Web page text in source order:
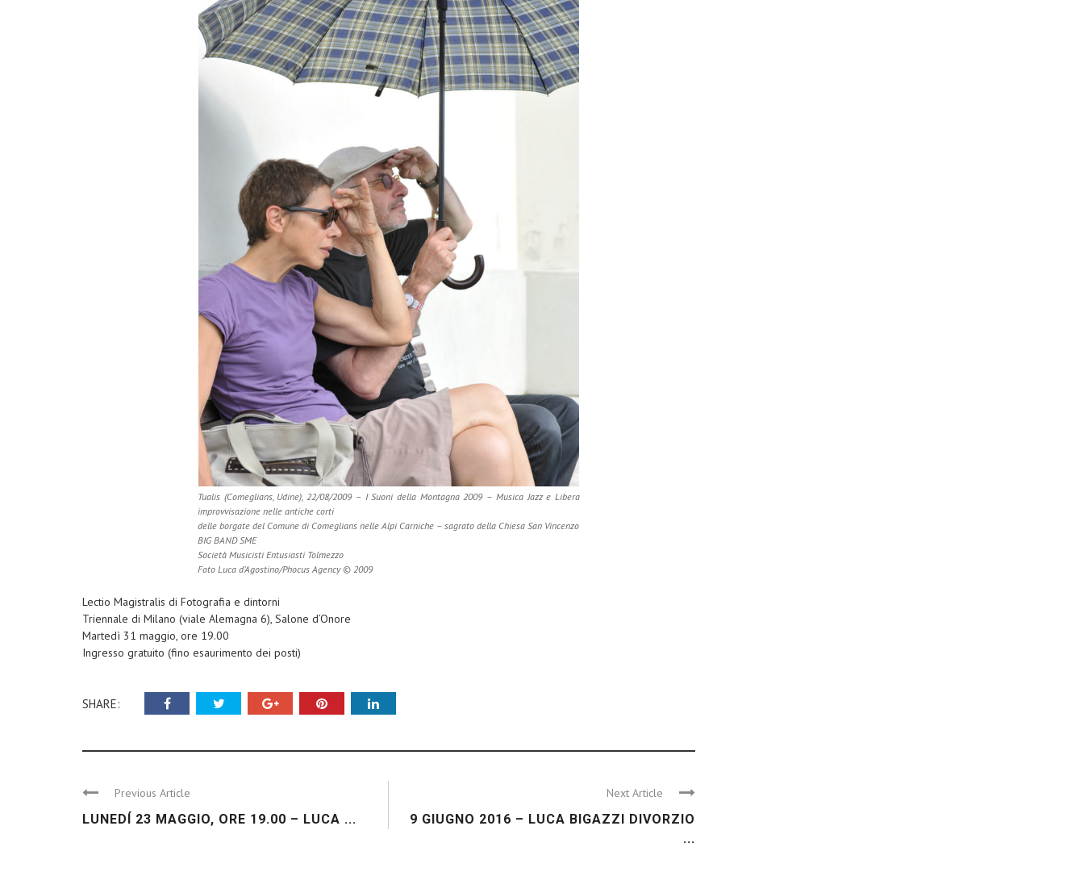
Tualis (Comeglians, Udine), 22/08/2009 – I Suoni della Montagna 2009 – Musica Jazz e Libera
improvvisazione nelle antiche corti
delle borgate del Comune di Comeglians nelle Alpi Carniche – sagrato della Chiesa San Vincenzo
BIG BAND SME
Società Musicisti Entusiasti Tolmezzo
Foto Luca d’Agostino/Phocus Agency © 2009
Lectio Magistralis di Fotografia e dintorni
Triennale di Milano (viale Alemagna 6), Salone d’Onore
Martedì 31 maggio, ore 19.00
Ingresso gratuito (fino esaurimento dei posti)
SHARE:
Previous Article
LUNEDÍ 23 MAGGIO, ORE 19.00 – LUCA ...
Next Article
9 GIUGNO 2016 – LUCA BIGAZZI DIVORZIO
...